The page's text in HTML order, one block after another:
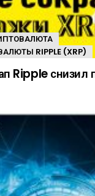
RIPPLE (XRP)
Ripple снизил